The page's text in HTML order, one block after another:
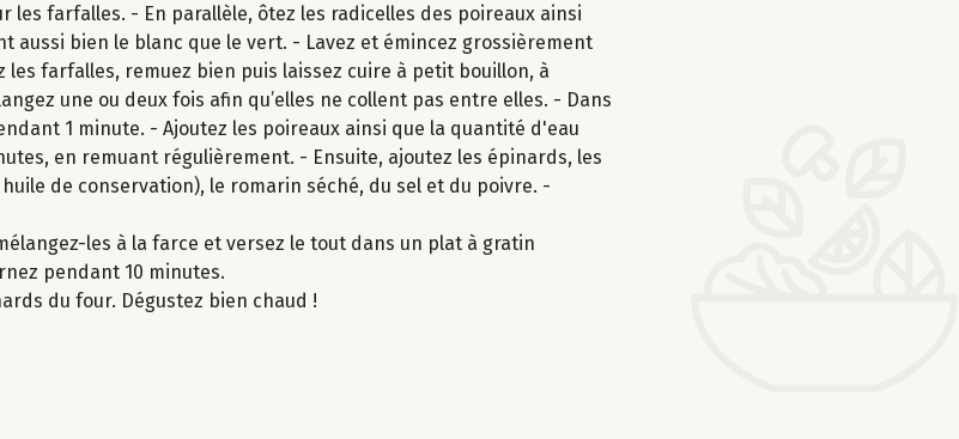
les farfalles. - En parallèle, ôtez les radicelles des poireaux ainsi
aussi bien le blanc que le vert. - Lavez et émincez grossièrement
farfalles, remuez bien puis laissez cuire à petit bouillon, à
une ou deux fois afin qu’elles ne collent pas entre elles. - Dans
1 minute. - Ajoutez les poireaux ainsi que la quantité d'eau
en remuant régulièrement. - Ensuite, ajoutez les épinards, les
de conservation), le romarin séché, du sel et du poivre. -
les à la farce et versez le tout dans un plat à gratin
pendant 10 minutes.
du four. Dégustez bien chaud !